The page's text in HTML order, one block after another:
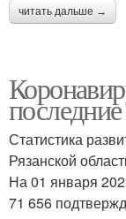
читать дальше →
Статистика
Рязанской
На 01 января
71 656